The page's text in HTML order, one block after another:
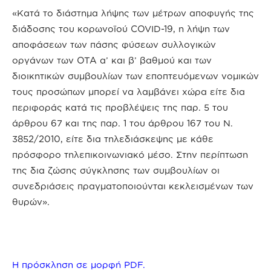
«Κατά το διάστημα λήψης των μέτρων αποφυγής της
διάδοσης του κορωνοϊού COVID-19, η λήψη των
αποφάσεων των πάσης φύσεων συλλογικών
οργάνων των ΟΤΑ α’ και β’ βαθμού και των
διοικητικών συμβουλίων των εποπτευόμενων νομικών
τους προσώπων μπορεί να λαμβάνει χώρα είτε δια
περιφοράς κατά τις προβλέψεις της παρ. 5 του
άρθρου 67 και της παρ. 1 του άρθρου 167 του Ν.
3852/2010, είτε δια τηλεδιάσκεψης με κάθε
πρόσφορο τηλεπικοινωνιακό μέσο. Στην περίπτωση
της δια ζώσης σύγκλησης των συμβουλίων οι
συνεδριάσεις πραγματοποιούνται κεκλεισμένων των
θυρών».
Η πρόσκληση σε μορφή PDF.